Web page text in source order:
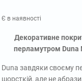
Є в наявності
Декоративне
перламутром Duna
Duna завдяки своєму
шорсткій, але не